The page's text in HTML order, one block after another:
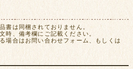
書は同梱されておりません。
時、備考欄にご記載ください。
場合はお問い合わせフォーム、もしくは